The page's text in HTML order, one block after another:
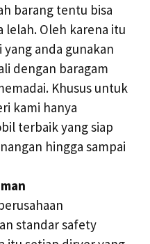
barang tentu bisa
lelah. Oleh karena itu
anda gunakan
dengan baragam
Khusus untuk
kami hanya
terbaik yang siap
hingga sampai
standar safety